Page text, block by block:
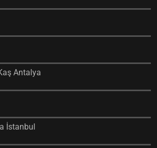
Antalya
İstanbul